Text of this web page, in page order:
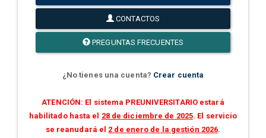
CONTACTOS
PREGUNTAS FRECUENTES
¿No tienes una cuenta? Crear cuenta
ATENCIÓN: El sistema PREUNIVERSITARIO estará
habilitado hasta el 28 de diciembre de 2025. El servicio
se reanudará el 2 de enero de la gestión 2026.